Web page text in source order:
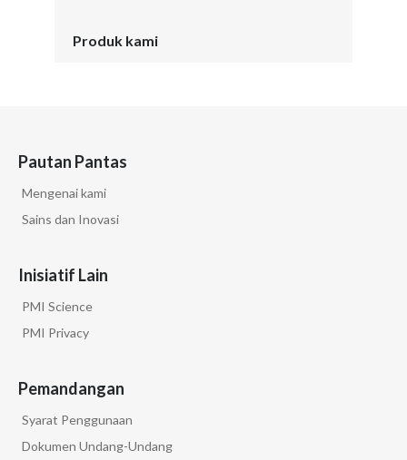
Produk kami
Pautan Pantas
Mengenai kami
Sains dan Inovasi
Inisiatif Lain
PMI Science
PMI Privacy
Pemandangan
Syarat Penggunaan
Dokumen Undang-Undang